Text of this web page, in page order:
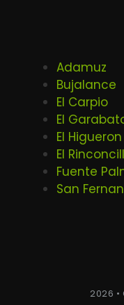
Adamuz
Bujalance
El Carpio
El
El Higueron
El
Fuente
San
2026